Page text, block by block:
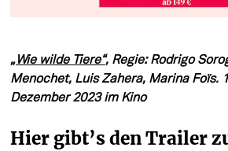
„Wie wilde Tiere“, Regie: Rodrigo
Menochet, Luis Zahera, Marina Foïs.
Dezember 2023 im Kino
Hier gibt’s den Trailer